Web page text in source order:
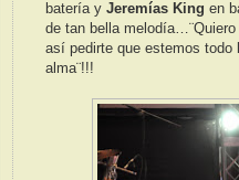
batería y Jeremías King en
de tan bella
así pedirte que estemos
alma¨!!!